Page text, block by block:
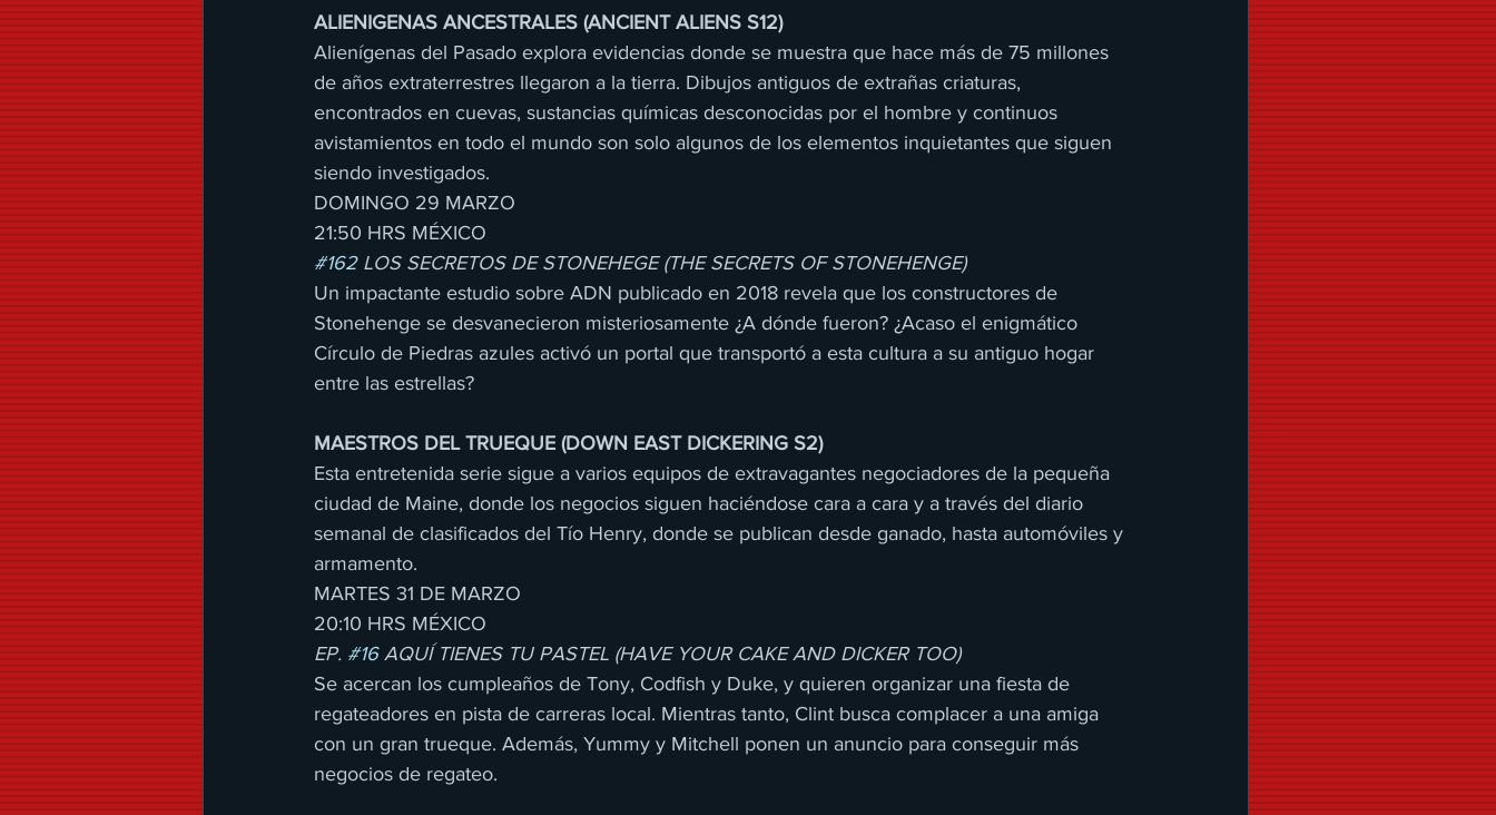
ALIENIGENAS ANCESTRALES (ANCIENT ALIENS S12)
Alienígenas del Pasado explora evidencias donde se muestra que hace más de 75 millones
de años extraterrestres llegaron a la tierra. Dibujos antiguos de extrañas criaturas,
encontrados en cuevas, sustancias químicas desconocidas por el hombre y continuos
avistamientos en todo el mundo son solo algunos de los elementos inquietantes que siguen
siendo investigados.
DOMINGO 29 MARZO
21:50 HRS MÉXICO
#162 LOS SECRETOS DE STONEHEGE (THE SECRETS OF STONEHENGE)
Un impactante estudio sobre ADN publicado en 2018 revela que los constructores de
Stonehenge se desvanecieron misteriosamente ¿A dónde fueron? ¿Acaso el enigmático
Círculo de Piedras azules activó un portal que transportó a esta cultura a su antiguo hogar
entre las estrellas?
MAESTROS DEL TRUEQUE (DOWN EAST DICKERING S2)
Esta entretenida serie sigue a varios equipos de extravagantes negociadores de la pequeña
ciudad de Maine, donde los negocios siguen haciéndose cara a cara y a través del diario
semanal de clasificados del Tío Henry, donde se publican desde ganado, hasta automóviles y
armamento.
MARTES 31 DE MARZO
20:10 HRS MÉXICO
EP. #16 AQUÍ TIENES TU PASTEL (HAVE YOUR CAKE AND DICKER TOO)
Se acercan los cumpleaños de Tony, Codfish y Duke, y quieren organizar una fiesta de
regateadores en pista de carreras local. Mientras tanto, Clint busca complacer a una amiga
con un gran trueque. Además, Yummy y Mitchell ponen un anuncio para conseguir más
negocios de regateo.